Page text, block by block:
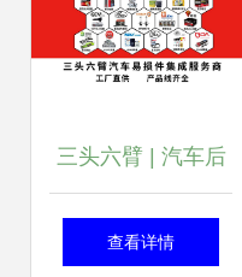
三头六臂 | 汽车后
市场争的是“诸
查看详情